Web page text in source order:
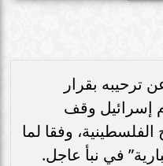
ترحيبه بقرار
إسرائيل وقف
وفقا لما
في نبأ عاجل.